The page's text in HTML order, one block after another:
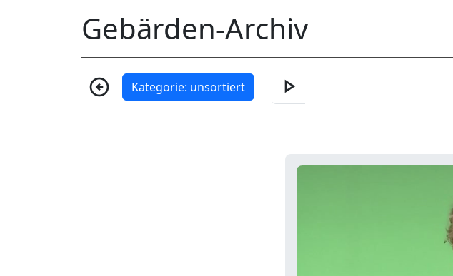
Gebärden-Archiv
arrow_circle_left Kategorie: unsortiert play_arrow